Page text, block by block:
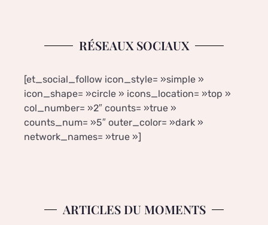
RÉSEAUX SOCIAUX
[et_social_follow icon_style= »simple »
icon_shape= »circle » icons_location= »top »
col_number= »2″ counts= »true »
counts_num= »5″ outer_color= »dark »
network_names= »true »]
ARTICLES DU MOMENTS